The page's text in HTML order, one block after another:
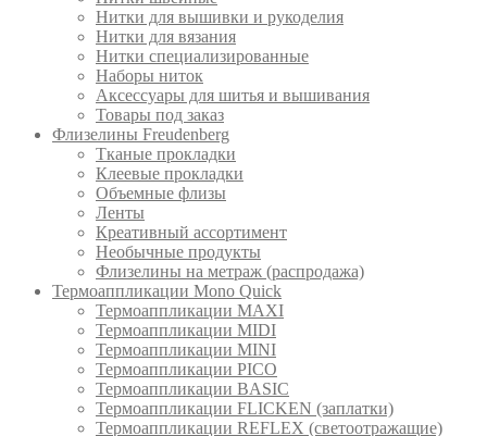
Нитки для вышивки и рукоделия
Нитки для вязания
Нитки специализированные
Наборы ниток
Аксессуары для шитья и вышивания
Товары под заказ
Флизелины Freudenberg
Тканые прокладки
Клеевые прокладки
Объемные флизы
Ленты
Креативный ассортимент
Необычные продукты
Флизелины на метраж (распродажа)
Термоаппликации Mono Quick
Термоаппликации MAXI
Термоаппликации MIDI
Термоаппликации MINI
Термоаппликации PICO
Термоаппликации BASIC
Термоаппликации FLICKEN (заплатки)
Термоаппликации REFLEX (светоотражащие)